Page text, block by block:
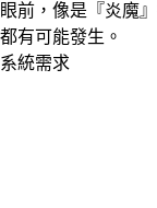
眼前，像是『炎魔
都有可能發生。
系統需求